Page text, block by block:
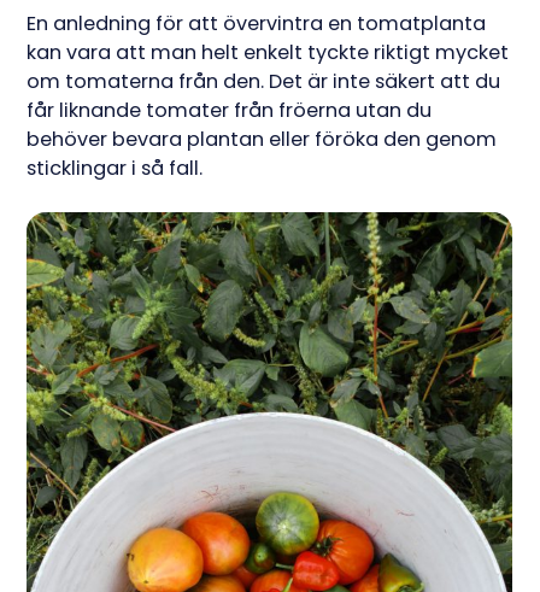
En anledning för att övervintra en tomatplanta
kan vara att man helt enkelt tyckte riktigt mycket
om tomaterna från den. Det är inte säkert att du
får liknande tomater från fröerna utan du
behöver bevara plantan eller föröka den genom
sticklingar i så fall.